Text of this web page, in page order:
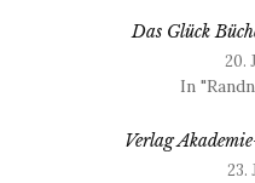
Das Glück
20.
In
Verlag
23.